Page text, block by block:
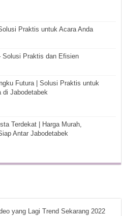
Praktis untuk Acara Anda
Solusi Praktis dan Efisien
Futura | Solusi Praktis untuk
di Jabodetabek
Terdekat | Harga Murah,
Antar Jabodetabek
yang Lagi Trend Sekarang 2022